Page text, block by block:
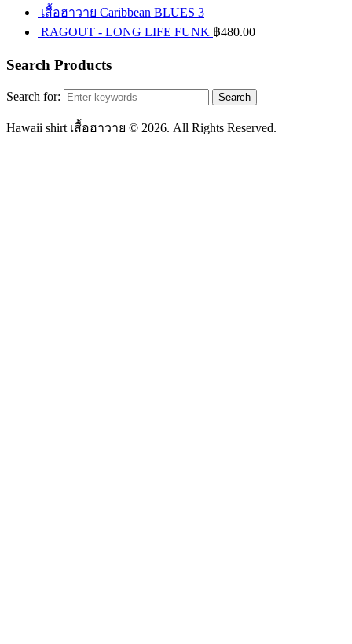
เสื้อฮาวาย Caribbean BLUES 3
RAGOUT - LONG LIFE FUNK ฿480.00
Search Products
Search for:
Hawaii shirt เสื้อฮาวาย © 2026. All Rights Reserved.